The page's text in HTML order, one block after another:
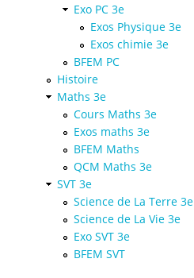
Exo PC 3e
Exos Physique 3e
Exos chimie 3e
BFEM PC
Histoire
Maths 3e
Cours Maths 3e
Exos maths 3e
BFEM Maths
QCM Maths 3e
SVT 3e
Science de La Terre 3e
Science de La Vie 3e
Exo SVT 3e
BFEM SVT